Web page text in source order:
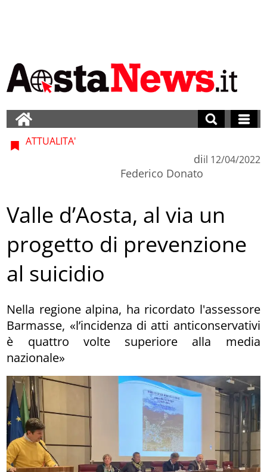
ATTUALITA'
di
Federico Donato
il 12/04/2022
Valle d’Aosta, al via un
progetto di prevenzione
al suicidio
Nella regione alpina, ha ricordato l'assessore
Barmasse, «l’incidenza di atti anticonservativi
è quattro volte superiore alla media
nazionale»